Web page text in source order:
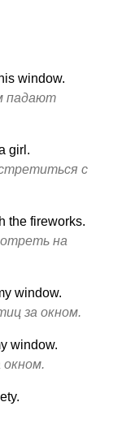
window.
падают
girl.
с
the fireworks.
на
window.
за окном.
window.